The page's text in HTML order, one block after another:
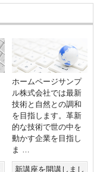
ホームページサンプ
ル株式会社では最新
技術と自然との調和
を目指します。革新
的な技術で世の中を
動かす企業を目指し
ま …
新講座を開講しまし